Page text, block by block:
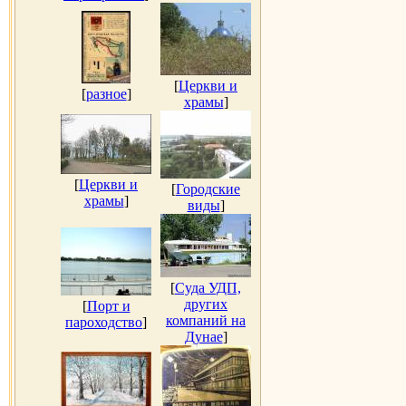
[разное]
[Церкви и
храмы]
[Церкви и
храмы]
[Городские
виды]
[Порт и
пароходство]
[Суда УДП,
других
компаний на
Дунае]